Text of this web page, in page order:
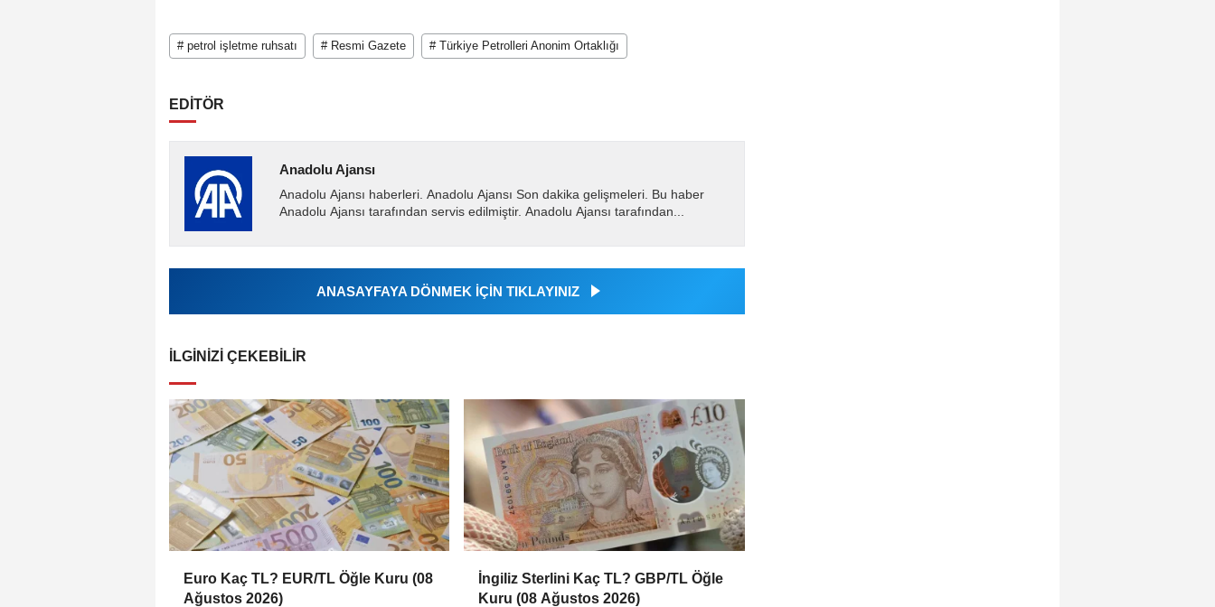
# petrol işletme ruhsatı # Resmi Gazete # Türkiye Petrolleri Anonim Ortaklığı
EDİTÖR
Anadolu Ajansı
Anadolu Ajansı haberleri. Anadolu Ajansı Son dakika gelişmeleri. Bu haber
Anadolu Ajansı tarafından servis edilmiştir. Anadolu Ajansı tarafından...
ANASAYFAYA DÖNMEK İÇİN TIKLAYINIZ
İLGINIZI ÇEKEBILIR
Euro Kaç TL? EUR/TL Öğle Kuru (08
Ağustos 2026)
İngiliz Sterlini Kaç TL? GBP/TL Öğle
Kuru (08 Ağustos 2026)